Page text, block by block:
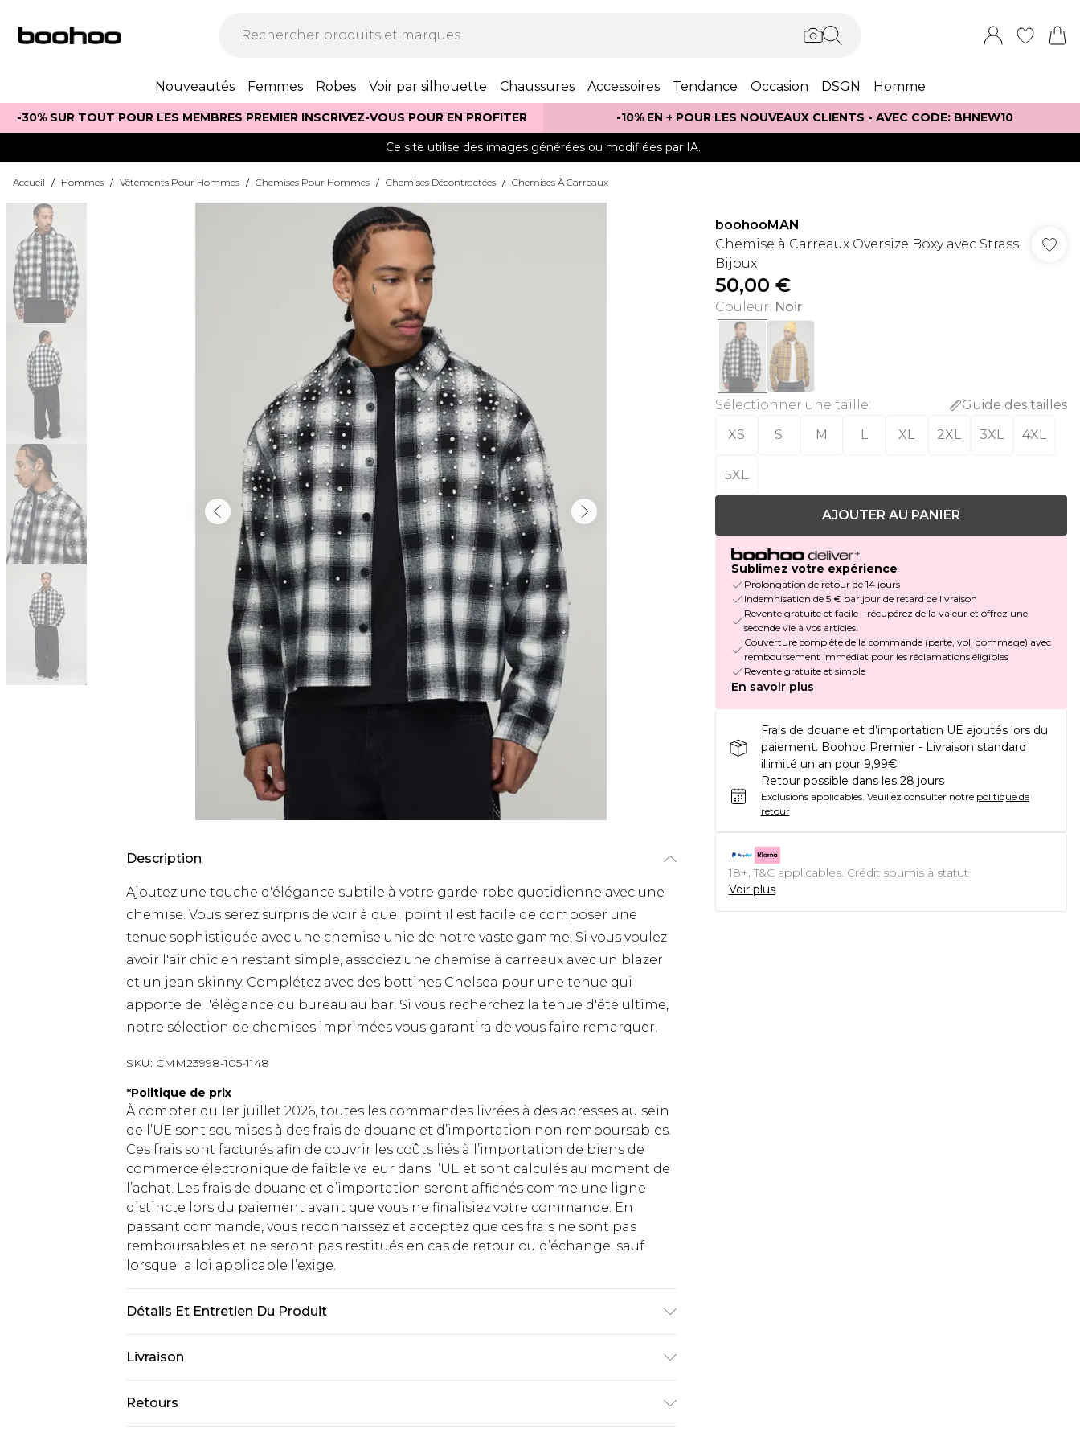
Nouveautés Femmes Robes Voir par silhouette Chaussures Accessoires Tendance Occasion DSGN Homme
-30% SUR TOUT POUR LES MEMBRES PREMIER INSCRIVEZ-VOUS POUR EN PROFITER -10% EN + POUR LES NOUVEAUX CLIENTS - AVEC CODE: BHNEW10
Ce site utilise des images générées ou modifiées par IA.
Accueil / Hommes / Vêtements Pour Hommes / Chemises Pour Hommes / Chemises Décontractées / Chemises À Carreaux
Description
Ajoutez une touche d'élégance subtile à votre garde-robe quotidienne avec une
chemise. Vous serez surpris de voir à quel point il est facile de composer une
tenue sophistiquée avec une chemise unie de notre vaste gamme. Si vous voulez
avoir l'air chic en restant simple, associez une chemise à carreaux avec un blazer
et un jean skinny. Complétez avec des bottines Chelsea pour une tenue qui
apporte de l'élégance du bureau au bar. Si vous recherchez la tenue d'été ultime,
notre sélection de chemises imprimées vous garantira de vous faire remarquer.
SKU: CMM23998-105-1148
*Politique de prix
À compter du 1er juillet 2026, toutes les commandes livrées à des adresses au sein
de l’UE sont soumises à des frais de douane et d’importation non remboursables.
Ces frais sont facturés afin de couvrir les coûts liés à l’importation de biens de
commerce électronique de faible valeur dans l’UE et sont calculés au moment de
l’achat. Les frais de douane et d’importation seront affichés comme une ligne
distincte lors du paiement avant que vous ne finalisiez votre commande. En
passant commande, vous reconnaissez et acceptez que ces frais ne sont pas
remboursables et ne seront pas restitués en cas de retour ou d’échange, sauf
lorsque la loi applicable l’exige.
Détails Et Entretien Du Produit
Livraison
Livraison standard France
€2.99
Retours
boohooMAN
Chemise à Carreaux Oversize Boxy avec Strass
Bijoux
50,00 €
Couleur: Noir
Sélectionner une taille:
Guide des tailles
XS
S M L XL 2XL 3XL 4XL
5XL
AJOUTER AU PANIER
Sublimez votre expérience
Prolongation de retour de 14 jours
Indemnisation de 5 € par jour de retard de livraison
Revente gratuite et facile - récupérez de la valeur et offrez une
seconde vie à vos articles.
Couverture complète de la commande (perte, vol, dommage) avec
remboursement immédiat pour les réclamations éligibles
Revente gratuite et simple
En savoir plus
Frais de douane et d’importation UE ajoutés lors du
paiement. Boohoo Premier - Livraison standard
illimité un an pour 9,99€
Retour possible dans les 28 jours
Exclusions applicables. Veuillez consulter notre politique de
retour
18+, T&C applicables. Crédit soumis à statut
Voir plus